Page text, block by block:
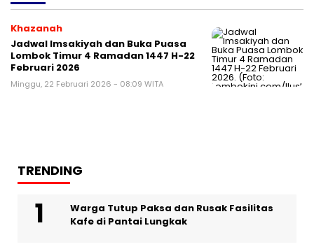
Khazanah
Jadwal Imsakiyah dan Buka Puasa
Lombok Timur 4 Ramadan 1447 H-22
Februari 2026
Minggu, 22 Februari 2026 - 08:09 WITA
TRENDING
Warga Tutup Paksa dan Rusak Fasilitas
Kafe di Pantai Lungkak